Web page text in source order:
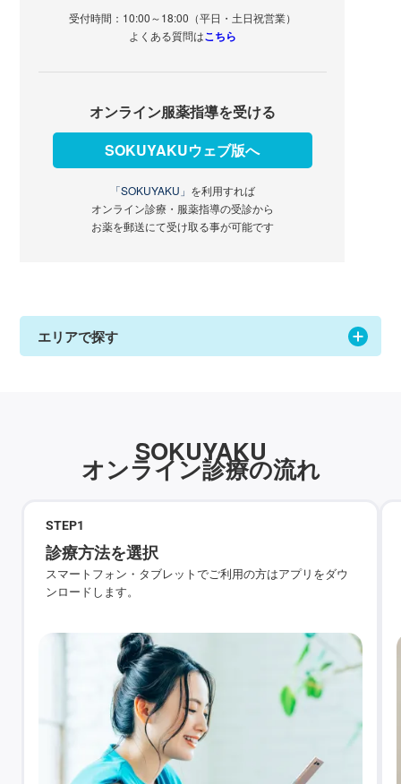
受付時間：10:00～18:00（平日・土日祝営業）
よくある質問はこちら
オンライン服薬指導を受ける
SOKUYAKUウェブ版へ
「SOKUYAKU」 を利用すれば
オンライン診療・服薬指導の受診から
お薬を郵送にて受け取る事が可能です
エリアで探す
SOKUYAKU
オンライン診療の流れ
STEP1
診療方法を選択
スマートフォン・タブレットでご利用の方はアプリをダウ
ンロードします。